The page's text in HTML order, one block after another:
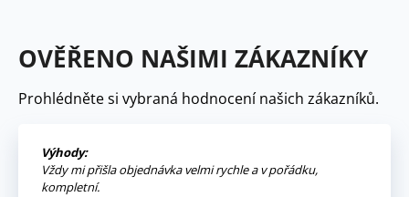
OVĚŘENO NAŠIMI ZÁKAZNÍKY
Prohlédněte si vybraná hodnocení našich zákazníků.
Výhody:
Vždy mi přišla objednávka velmi rychle a v pořádku,
kompletní.